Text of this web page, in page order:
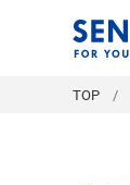
TOP